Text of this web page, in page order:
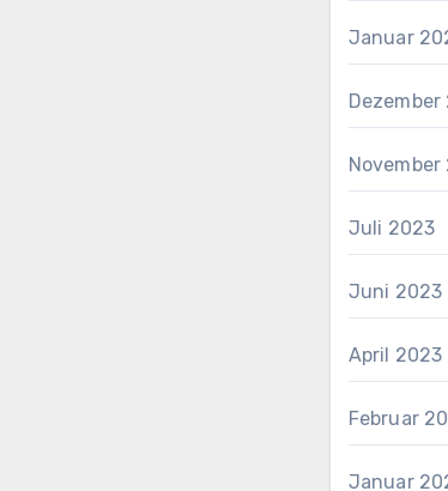
Januar
Dezember
November
Juli 2023
Juni 2023
April 2023
Februar
Januar